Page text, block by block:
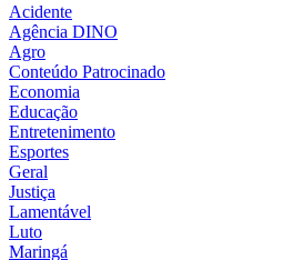
Acidente
Agência DINO
Agro
Conteúdo Patrocinado
Economia
Educação
Entretenimento
Esportes
Geral
Justiça
Lamentável
Luto
Maringá